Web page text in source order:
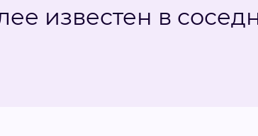
известен в